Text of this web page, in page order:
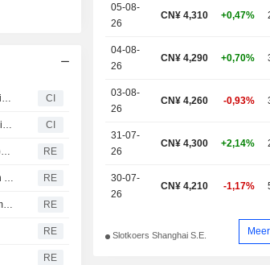
CITIC Niya Wine Co., Ltd. rapporteert resultaten over het eerste kwartaal eindigend op 31 maart 2026 CI
CITIC Niya Wine Co., Ltd. rapporteert resultaten over het volledige boekjaar eindigend op 31 december 2025 CI
Chinees ministerie van Buitenlandse Zaken over offer Japanse premier aan oorlogsmonument: China spreekt krachtige veroordeling uit RE
Chinees ministerie van Buitenlandse Zaken: Minister Wang Yi en minister van Defensie Dong Jun voeren 2+2 strategische dialoog in Cambodja RE
Chinees ministerie van Buitenlandse Zaken: Wang Yi brengt bezoek aan Cambodja, Thailand en Myanmar van 22 tot 26 april RE
RE
RE
05-08-
26
CN¥ 4,310 +0,47%
04-08-
26
CN¥ 4,290 +0,70%
03-08-
26
CN¥ 4,260 -0,93%
31-07-
26
CN¥ 4,300 +2,14%
30-07-
26
CN¥ 4,210 -1,17%
Slotkoers Shanghai S.E.